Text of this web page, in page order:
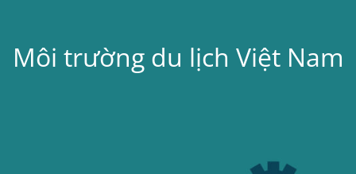
Môi trường du lịch Việt Nam